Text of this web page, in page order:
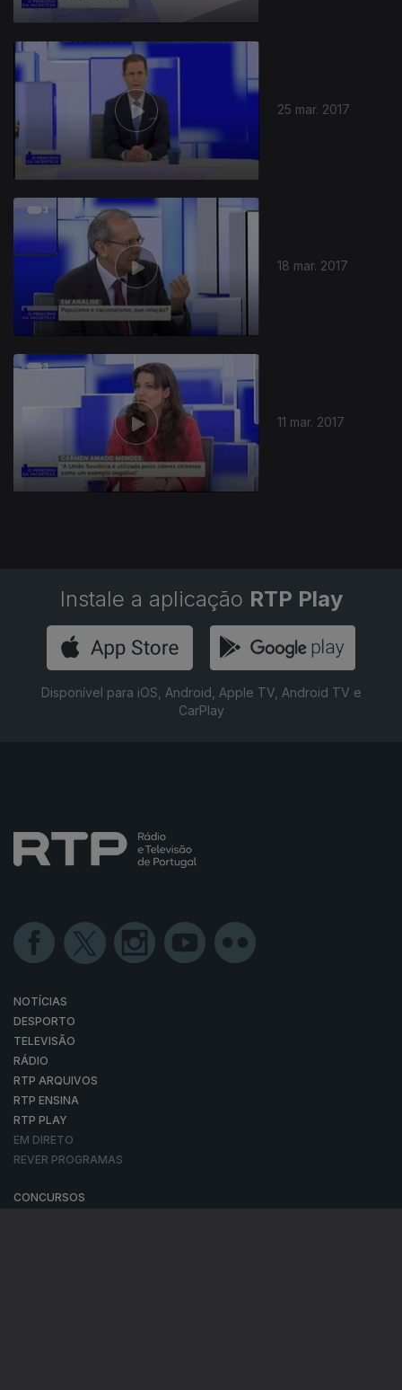
25 mar. 2017
18 mar. 2017
11 mar. 2017
280731
Instale a aplicação RTP Play
Disponível para iOS, Android, Apple TV, Android TV e
CarPlay
NOTÍCIAS
DESPORTO
TELEVISÃO
RÁDIO
RTP ARQUIVOS
RTP ENSINA
RTP PLAY
EM DIRETO
REVER PROGRAMAS
CONCURSOS